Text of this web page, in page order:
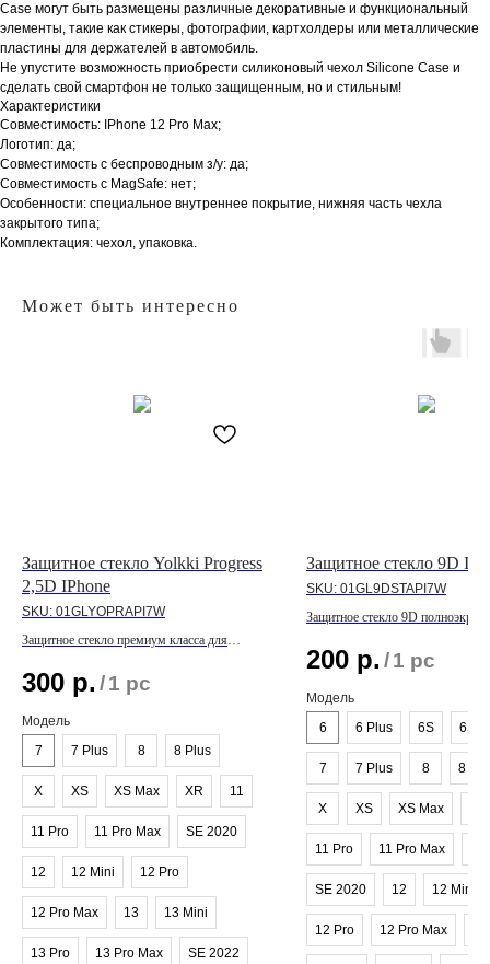
Case могут быть размещены различные декоративные и функциональный
элементы, такие как стикеры, фотографии, картхолдеры или металлические
пластины для держателей в автомобиль.
Не упустите возможность приобрести силиконовый чехол Silicone Case и
сделать свой смартфон не только защищенным, но и стильным!
Характеристики
Совместимость: IPhone 12 Pro Max;
Логотип: да;
Совместимость с беспроводным з/у: да;
Совместимость с MagSafe: нет;
Особенности: специальное внутреннее покрытие, нижняя часть чехла
закрытого типа;
Комплектация: чехол, упаковка.
Может быть интересно
Защитное стекло Yolkki Progress
2,5D IPhone
SKU: 01GLYOPRAPI7W
Защитное стекло премиум класса для
300 р. /1 pc
Модель
7
7 Plus 8 8 Plus
X XS XS Max XR 11
11 Pro 11 Pro Max SE 2020
12 12 Mini 12 Pro
12 Pro Max 13 13 Mini
13 Pro 13 Pro Max SE 2022
Защитное стекло 9D
SKU: 01GL9DSTAPI7W
Защитное стекло 9D
200 р. /1 pc
Модель
6
6 Plus 6S 6S
7 7 Plus 8 8
X XS XS Max
11 Pro 11 Pro Max
SE 2020 12 12 Mini
12 Pro 12 Pro Max